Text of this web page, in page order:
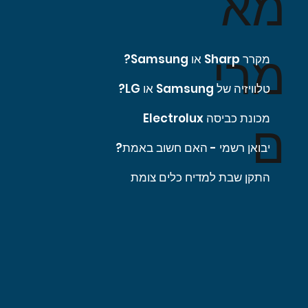
מרי
ם
מקרר Sharp או Samsung?
טלוויזיה של Samsung או LG?
מכונת כביסה Electrolux
יבואן רשמי - האם חשוב באמת?
התקן שבת למדיח כלים צומת